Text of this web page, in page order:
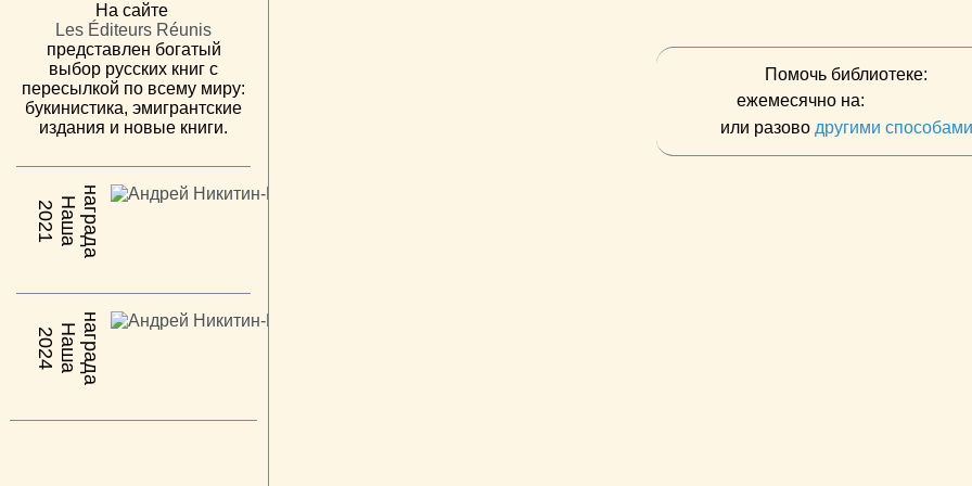
На сайте
Les Éditeurs Réunis
представлен богатый
выбор русских книг с
пересылкой по всему миру:
букинистика, эмигрантские
издания и новые книги.
2021 Н
а
ш
ан
а
г
р
а
да
2024 Н
а
ш
ан
а
г
р
а
да
Помочь библиотеке:
ежемесячно на:
или разово другими способами